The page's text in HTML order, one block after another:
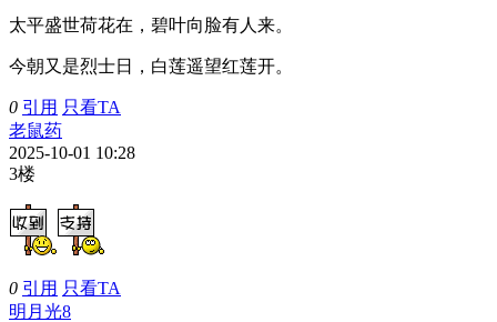
太平盛世荷花在，碧叶向脸有人来。
今朝又是烈士日，白莲遥望红莲开。
0 引用 只看TA
老鼠药
2025-10-01 10:28
3楼
0 引用 只看TA
明月光8